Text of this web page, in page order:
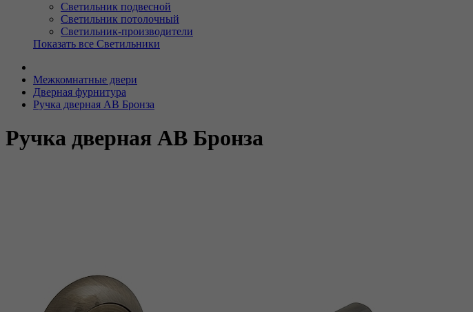
Светильник подвесной
Светильник потолочный
Светильник-производители
Показать все Светильники
Межкомнатные двери
Дверная фурнитура
Ручка дверная AB Бронза
Ручка дверная AB Бронза